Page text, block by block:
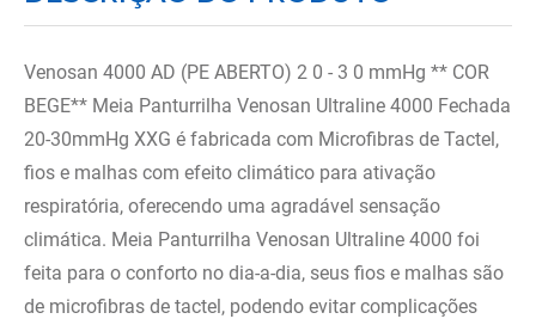
Venosan 4000 AD (PE ABERTO) 2 0 - 3 0 mmHg ** COR
BEGE** Meia Panturrilha Venosan Ultraline 4000 Fechada
20-30mmHg XXG é fabricada com Microfibras de Tactel,
fios e malhas com efeito climático para ativação
respiratória, oferecendo uma agradável sensação
climática. Meia Panturrilha Venosan Ultraline 4000 foi
feita para o conforto no dia-a-dia, seus fios e malhas são
de microfibras de tactel, podendo evitar complicações